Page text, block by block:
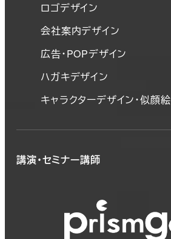
ロゴデザイン
会社案内デザイン
広告・POPデザイン
ハガキデザイン
キャラクターデザイン・似顔絵
講演・セミナー講師